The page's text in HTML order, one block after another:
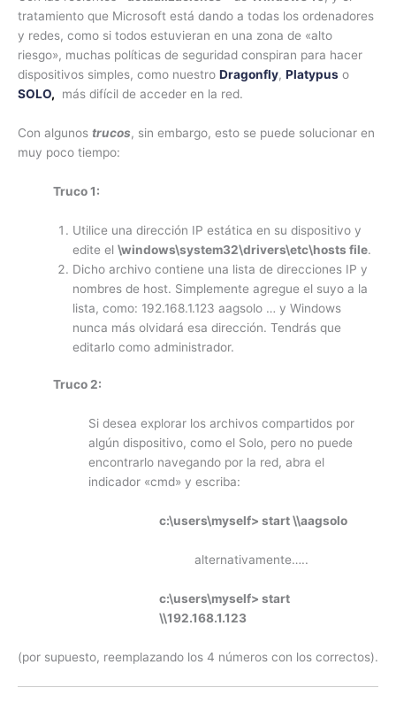
tratamiento que Microsoft está dando a todas los ordenadores
y redes, como si todos estuvieran en una zona de «alto
riesgo», muchas políticas de seguridad conspiran para hacer
dispositivos simples, como nuestro Dragonfly, Platypus o
SOLO, más difícil de acceder en la red.
Con algunos trucos, sin embargo, esto se puede solucionar en
muy poco tiempo:
Truco 1:
Utilice una dirección IP estática en su dispositivo y
edite el \windows\system32\drivers\etc\hosts file.
Dicho archivo contiene una lista de direcciones IP y
nombres de host. Simplemente agregue el suyo a la
lista, como: 192.168.1.123 aagsolo … y Windows
nunca más olvidará esa dirección. Tendrás que
editarlo como administrador.
Truco 2:
Si desea explorar los archivos compartidos por
algún dispositivo, como el Solo, pero no puede
encontrarlo navegando por la red, abra el
indicador «cmd» y escriba:
c:\users\myself> start \\aagsolo
alternativamente…..
c:\users\myself> start
\\192.168.1.123
(por supuesto, reemplazando los 4 números con los correctos).